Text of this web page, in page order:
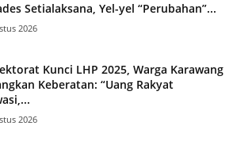
Setialaksana, Yel-yel “Perubahan”...
2026
Kunci LHP 2025, Warga Karawang
Keberatan: “Uang Rakyat
2026